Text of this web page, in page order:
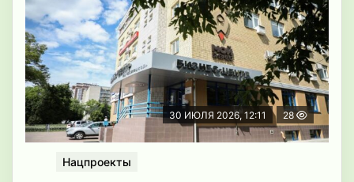
30 ИЮЛЯ 2026, 12:11 28
Нацпроекты